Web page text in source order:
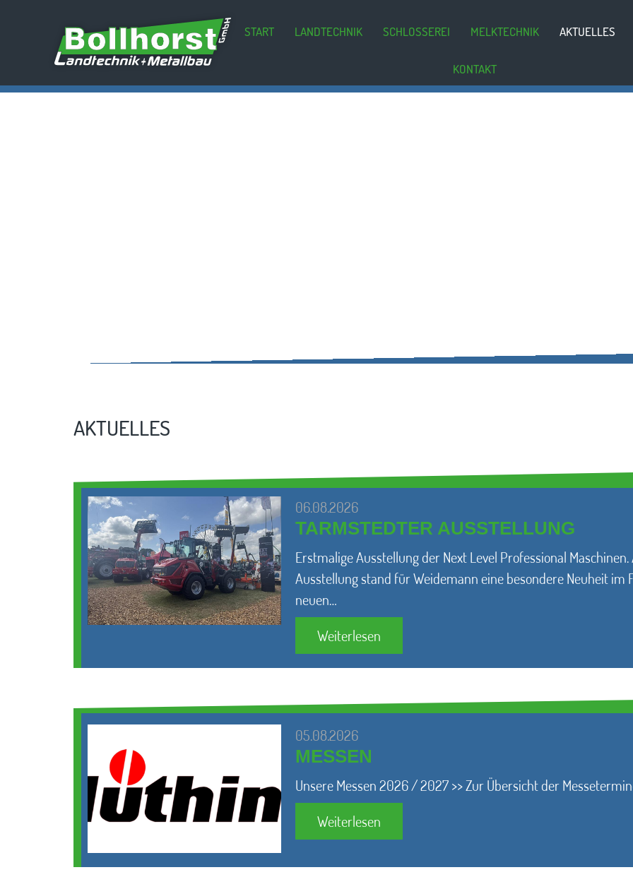
START LANDTECHNIK SCHLOSSEREI MELKTECHNIK AKTUELLES
KONTAKT
AKTUELLES
06.08.2026
TARMSTEDTER AUSSTELLUNG
Erstmalige Ausstellung der Next Level Professional
Ausstellung stand für Weidemann eine besondere Neuheit im
neuen…
Weiterlesen
05.08.2026
MESSEN
Unsere Messen 2026 / 2027 >> Zur Übersicht der
Weiterlesen